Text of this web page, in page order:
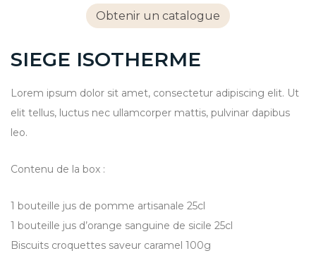
Obtenir un catalogue
SIEGE ISOTHERME
Lorem ipsum dolor sit amet, consectetur adipiscing elit. Ut
elit tellus, luctus nec ullamcorper mattis, pulvinar dapibus
leo.
Contenu de la box :
1 bouteille jus de pomme artisanale 25cl
1 bouteille jus d’orange sanguine de sicile 25cl
Biscuits croquettes saveur caramel 100g